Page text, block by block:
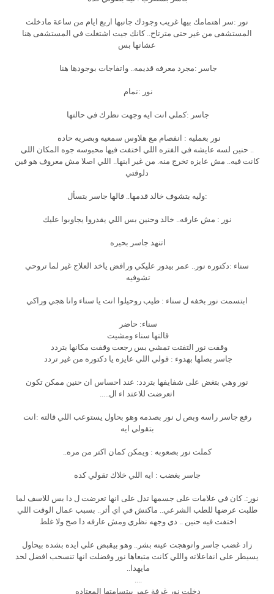
نور :سر اهتمامك بيها غريب وجودك جانبها اربع ايام من ساعة مادخلت
المستشفى من غير حتى مترتاح.. كانك جيت اشتغلت في المستشفى هنا
عشانها بس
جاسر :مجرد معرفه قديمه.. واتفاجات بوجودها هنا
نور :تمام
جاسر :كملي انت ايه وجهت نظرك في حالتها
نور بعمليه : انفصام مع هلاوس سمعيه وبصريه حاده
.. حنين لسه عايشه في الفتره اللي اختفت فيها محبوسه جوه المكان اللي
كانت فيه.. مش عايزه تخرج منه. من غير ابنها.. اللي اصلا مش معروف هو فين
دلوقتي
:وليه بتشوف خالد قدمها.. قالها جاسر بتسأل
نور : مش عارفه.. خالد وحنين بس اللي يقدروا يجاوبوا عليك
اتنهد جاسر بحيره
سناء :دكتوره نور.. عمر بيدور عليكي ورافض ياخد العلاج غير لما تروحي
تشوفيه
ابتسمت نور بخفه ل سناء : طيب روحيلوا انت يا سناء وانا هجي وراكي
سناء: حاضر
قالتها سناء ومشيت
وقفت نور التفتت تمشي بس رجعت وقفت مكانها بتردد
جاسر بصلها بهدوء : قولي اللي عايزه يا دكتوره من غير تردد
نور وهي بتغض على شفايفها بتردد: عند احساس ان حنين ممكن تكون
اتعرضت للاعتد اء ال.....
رفع جاسر راسه وبص ل نور بصدمه وهو بحاول يستوعب اللي قالته :انت
بتقولي ايه
كملت نور بصعوبه : ويمكن كمان اكتر من مره..
جاسر بغضب : ايه اللي خلاك تقولي كده
نور:. كان في علامات على جسمها تدل على انها تعرضت ل دا بس للاسف لما
طلبت عرضها للطب الشرعي.. ماكنش في اي أثر.. بسبب عمال الوقت اللي
اختفت فيه حنين .. دي وجهه نظري ومش عارفه دا صح ولا غلط
زاد غضب جاسر واتوهجت عينه بشر.. وهو بيقبض علي ايده بشده بيحاول
يسيطر على انفاعلاته واللي كانت متبعاها نور وفضلت انها تنسحب افضل لحد
مايهدا..
....
دخلت نور غرفة عمر ببتسامتها المعتاده